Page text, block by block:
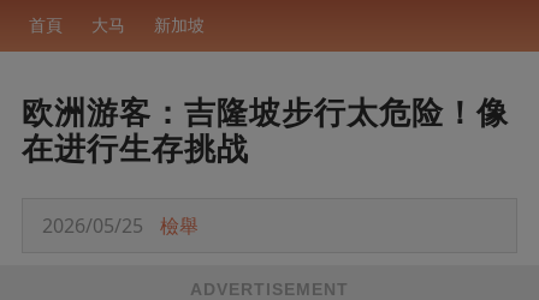
首頁 大马 新加坡
欧洲游客：吉隆坡步行太危险！像
在进行生存挑战
2026/05/25 檢舉
ADVERTISEMENT